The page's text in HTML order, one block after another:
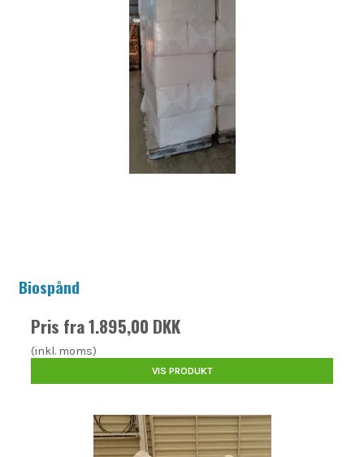
Biospånd
Pris fra1.895,00 DKK
(inkl. moms)
VIS PRODUKT